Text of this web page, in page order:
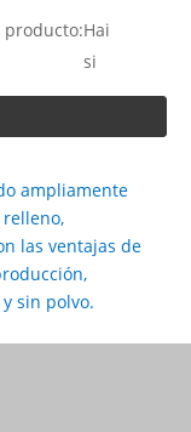
producto:Hai
si
ampliamente
las ventajas de
sin polvo.